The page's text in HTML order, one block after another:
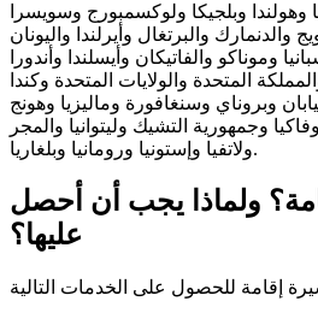
وهولندا وبلجيكا ولوكسمبورج وسويسرا
والدنمارك والبرتغال وأيرلندا واليونان
وموناكو والفاتيكان وأيسلندا وأندورا
المتحدة والولايات المتحدة وكندا
وبروناي وسنغافورة وماليزيا وهونج
وجمهورية التشيك وليتوانيا والمجر
ولاتفيا وإستونيا ورومانيا وبلغاريا.
ولماذا يجب أن أحصل
عليها؟